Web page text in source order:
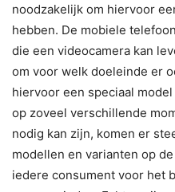
noodzakelijk om hiervoor
hebben. De mobiele
die een videocamera kan
om voor welk doeleinde er
hiervoor een speciaal
op zoveel verschillende
nodig kan zijn, komen er
modellen en varianten op
iedere consument voor het